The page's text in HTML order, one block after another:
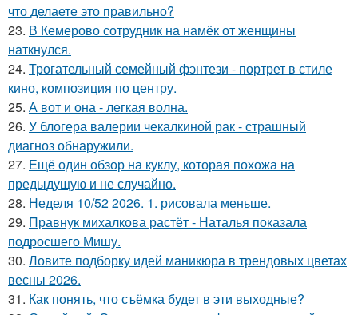
что делаете это правильно?
23. В Кемерово сотрудник на намёк от женщины
наткнулся.
24. Трогательный семейный фэнтези - портрет в стиле
кино, композиция по центру.
25. А вот и она - легкая волна.
26. У блогера валерии чекалкиной рак - страшный
диагноз обнаружили.
27. Ещё один обзор на куклу, которая похожа на
предыдущую и не случайно.
28. Неделя 10/52 2026. 1. рисовала меньше.
29. Правнук михалкова растёт - Наталья показала
подросшего Мишу.
30. Ловите подборку идей маникюра в трендовых цветах
весны 2026.
31. Как понять, что съёмка будет в эти выходные?